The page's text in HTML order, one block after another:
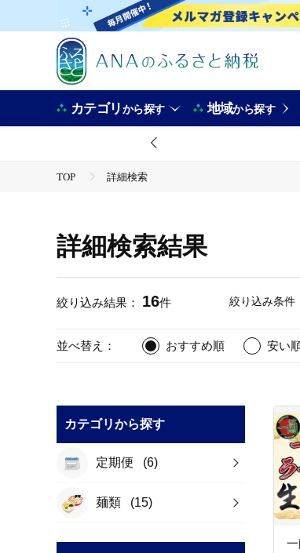
カテゴリから探す 地域から探す
TOP 詳細検索
詳細検索結果
絞り込み結果： 16件 絞り込み条件
並べ替え： おすすめ順 安い
カテゴリから探す
定期便 (6)
麺類 (15)